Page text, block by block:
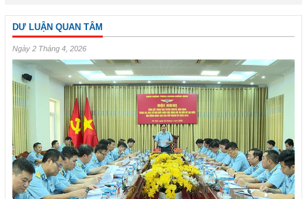
DƯ LUẬN QUAN TÂM
Ngày 2 Tháng 4, 2026